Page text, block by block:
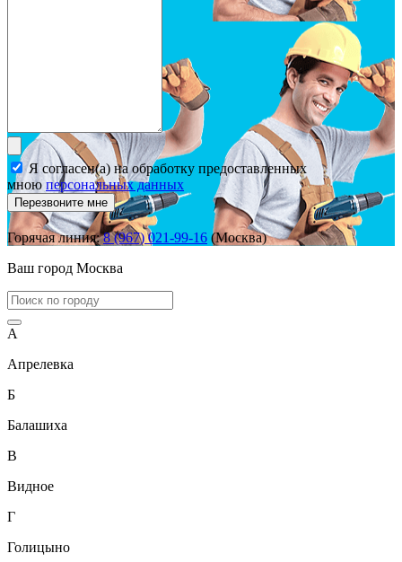
Я согласен(а) на обработку предоставленных
мною персональных данных
Перезвоните мне
Горячая линия:8 (967) 021-99-16 (Москва)
Ваш город Москва
А
Апрелевка
Б
Балашиха
В
Видное
Г
Голицыно